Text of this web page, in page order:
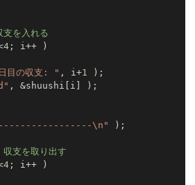
を入れる
4 ; i++
)
目の収支: " , i+1 ) ;
, &shuushi i ) ;
\n" ) ;
支を取り出す
4 ; i++
)